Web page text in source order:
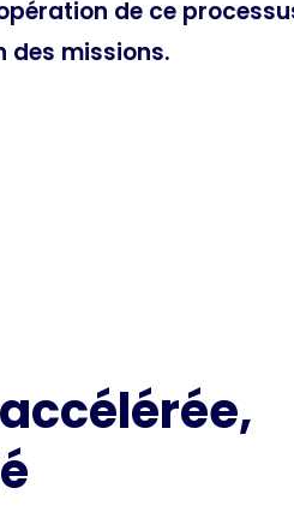
de ce
des missions.